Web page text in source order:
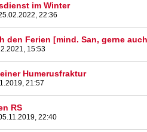
im Winter
22:36
den Ferien [mind. San, gerne
15:53
Humerusfraktur
21:57
RS
22:40